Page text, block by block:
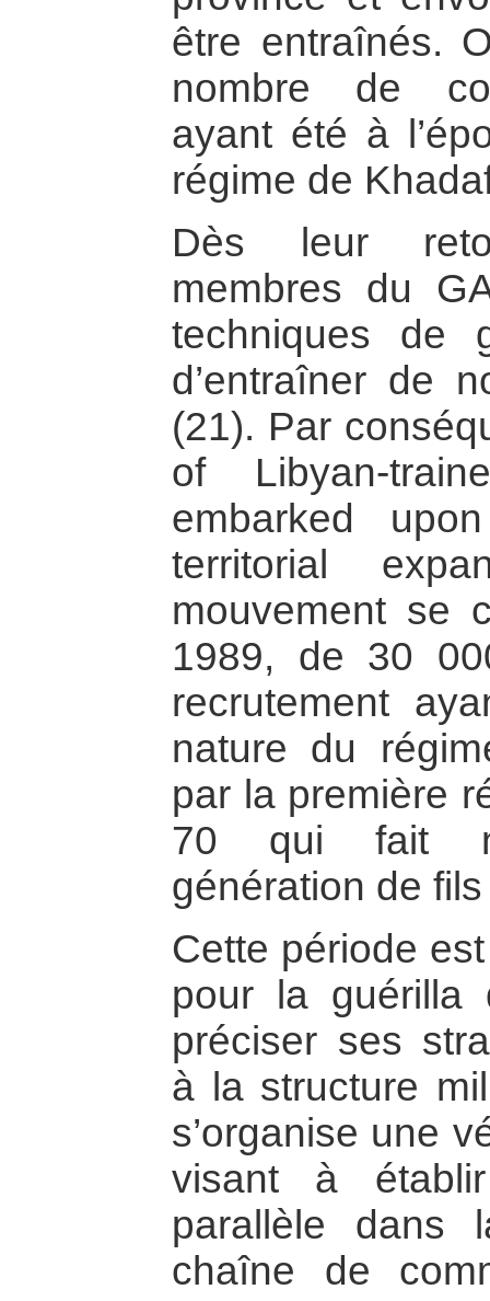
être entraînés.
nombre de
ayant été à
régime de
Dès leur
membres du
techniques de
d’entraîner de
(21). Par
of Libyan-
embarked
territorial
mouvement se
1989, de 30
recrutement
nature du
par la première
70 qui fait
génération de
Cette période
pour la guérilla
préciser ses
à la structure
s’organise une
visant à
parallèle dans
chaîne de